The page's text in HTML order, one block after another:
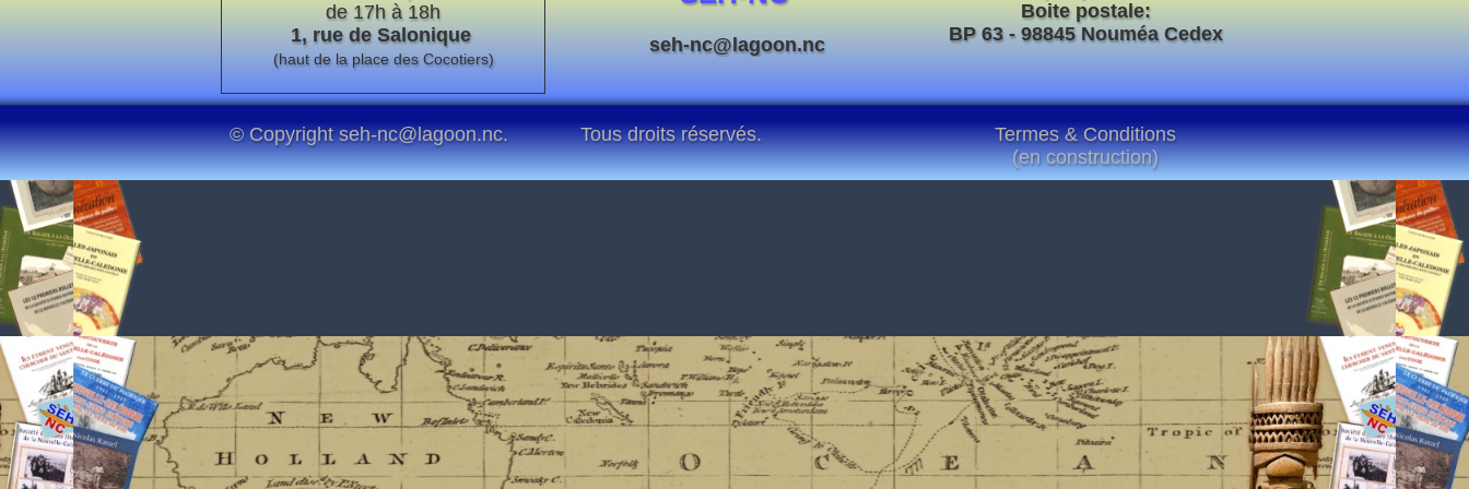
de 17h à 18h
1, rue de Salonique
(haut de la place des Cocotiers)
seh-nc@lagoon.nc
Boite postale:
BP 63 - 98845 Nouméa Cedex
© Copyright seh-nc@lagoon.nc. Tous droits réservés.
Termes & Conditions
(en construction)